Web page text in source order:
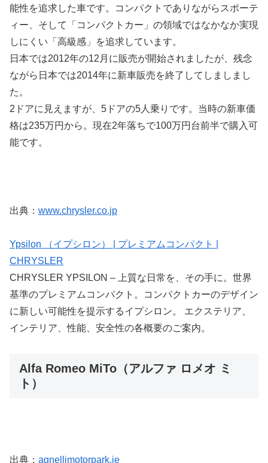
能性を追求した車です。コンパクトでありながらスポーテ
ィー、そして「コンパクトカー」の領域ではなかなか実現
しにくい「高級感」を追求しています。
日本では2012年の12月に販売が開始されましたが、残念
ながら日本では2014年に新車販売を終了してしましまし
た。
2ドアに見えますが、5ドアの5人乗りです。当時の新車価
格は235万円から。現在2年落ちで100万円台前半で購入可
能です。
出典： www.chrysler.co.jp
Ypsilon （イプシロン） | プレミアムコンパクト |
CHRYSLER
CHRYSLER YPSILON – 上質な日常を、その手に。世界
基準のプレミアムコンパクト。コンパクトカーのデザイン
に新しい可能性を提示するイプシロン。 エクステリア、
インテリア、性能、安全性の各概要のご案内。
Alfa Romeo MiTo（アルファ ロメオ ミ
ト）
出典： agnellimotorpark.ie